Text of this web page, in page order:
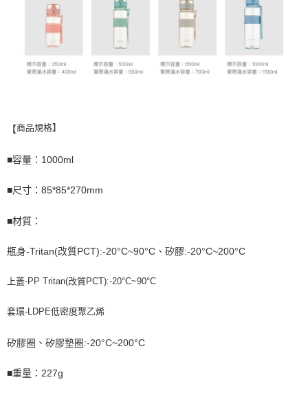
【商品規格】
■容量：1000ml
■尺寸：85*85*270mm
■材質：
瓶身-Tritan(改質PCT):-20°C~90°C、矽膠:-20°C~200°C
上蓋-PP Tritan(改質PCT):-20°C~90°C
套環-LDPE低密度聚乙烯
矽膠圈、矽膠墊圈:-20°C~200°C
■重量： 227g